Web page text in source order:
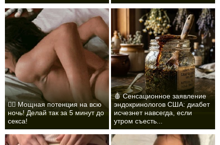
❤️‍🔥 Мощная потенция на всю
ночь! Делай так за 5 минут до
секса!
🩸 Сенсационное заявление
эндокринологов США: диабет
исчезнет навсегда, если
утром съесть...